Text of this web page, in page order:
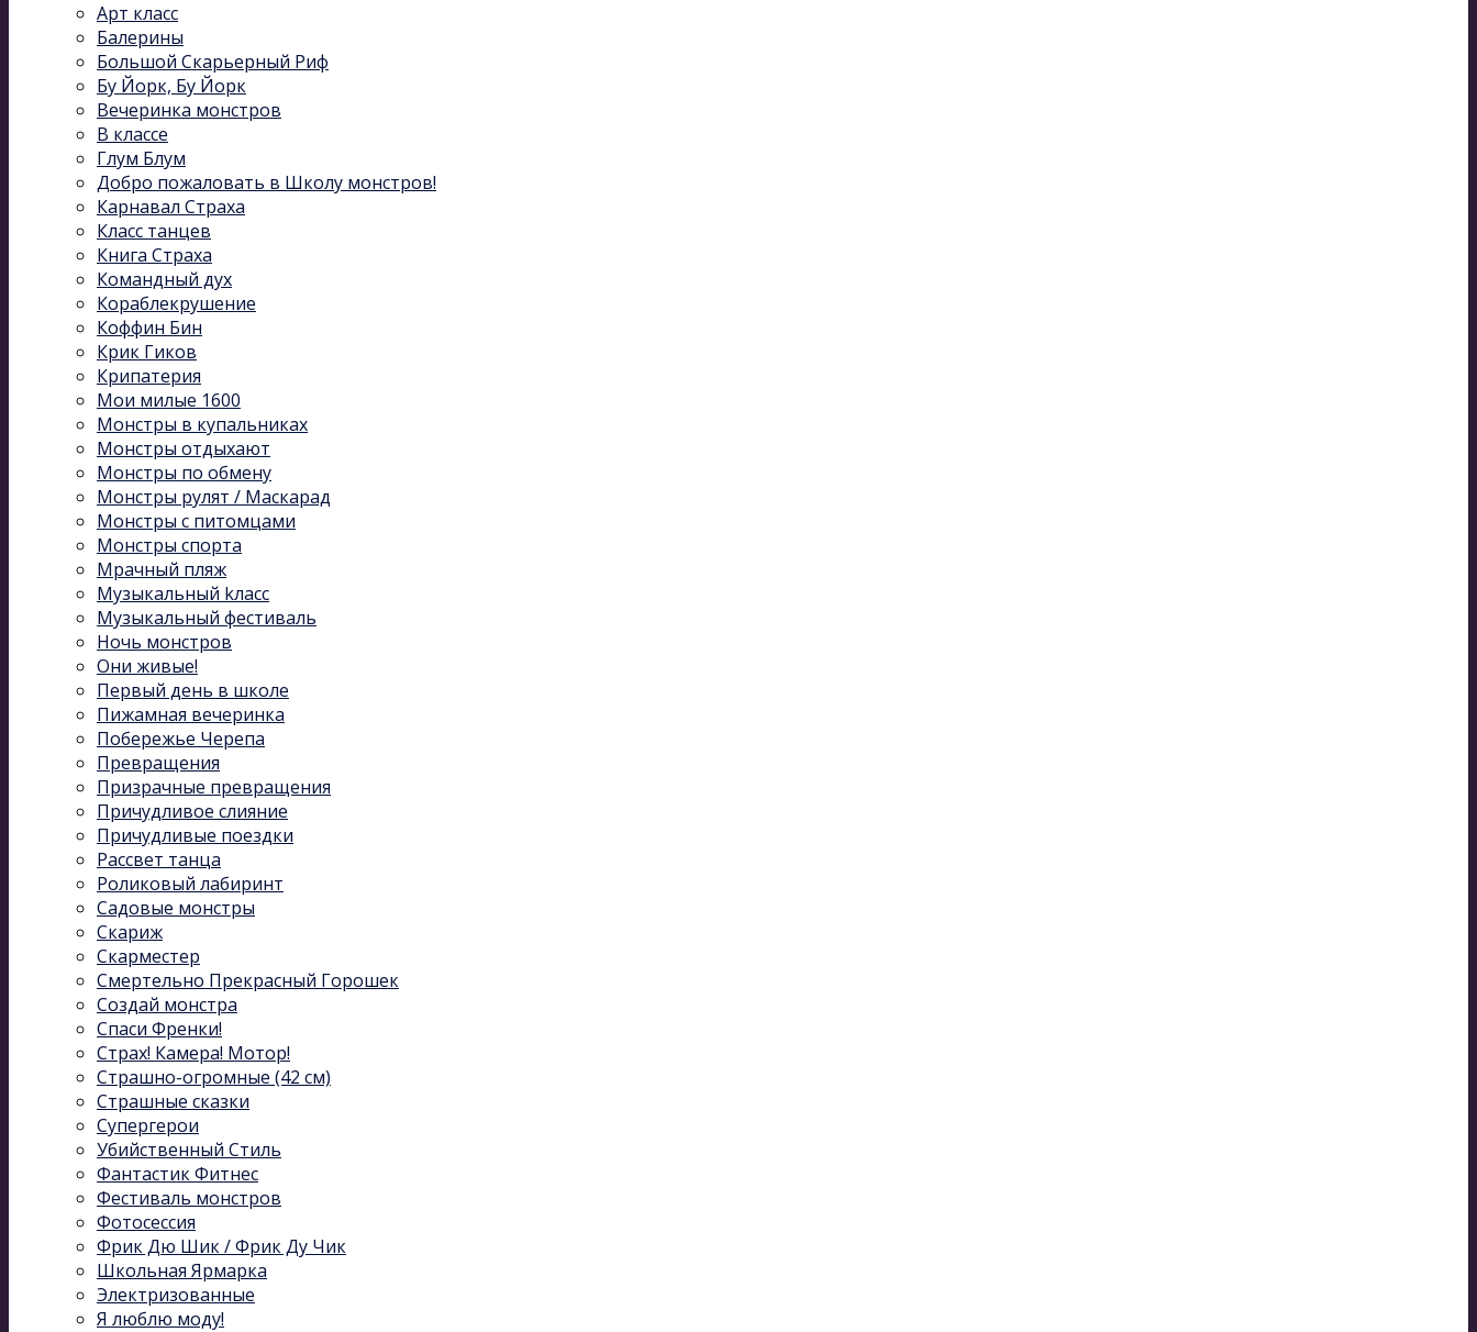
Арт класс
Балерины
Большой Скарьерный Риф
Бу Йорк, Бу Йорк
Вечеринка монстров
В классе
Глум Блум
Добро пожаловать в Школу монстров!
Карнавал Cтраха
Класс танцев
Книга Страха
Командный дух
Кораблекрушение
Коффин Бин
Крик Гиков
Крипатерия
Мои милые 1600
Монстры в купальниках
Монстры отдыхают
Монстры по обмену
Монстры рулят / Маскарад
Монстры с питомцами
Монстры спорта
Мрачный пляж
Музыкальный kласс
Музыкальный фестиваль
Ночь монстров
Они живые!
Первый день в школе
Пижамная вечеринка
Побережье Черепа
Превращения
Призрачные превращения
Причудливое слияние
Причудливые поездки
Рассвет танца
Роликовый лабиринт
Садовые монстры
Скариж
Скарместер
Смертельно Прекрасный Горошек
Создай монстра
Спаси Френки!
Страх! Камера! Мотор!
Страшно-огромные (42 см)
Страшные сказки
Супергерои
Убийственный Стиль
Фантастик Фитнес
Фестиваль монстров
Фотосессия
Фрик Дю Шик / Фрик Ду Чик
Школьная Ярмарка
Электризованные
Я люблю моду!